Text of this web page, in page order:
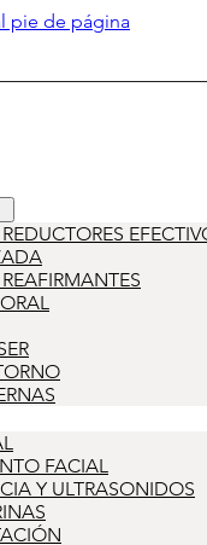
pie de página
FACIAL
Y ULTRASONIDOS